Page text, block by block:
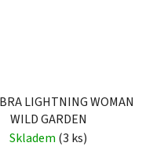
LIGHTNING WOMAN
WILD GARDEN
Skladem (3 ks)